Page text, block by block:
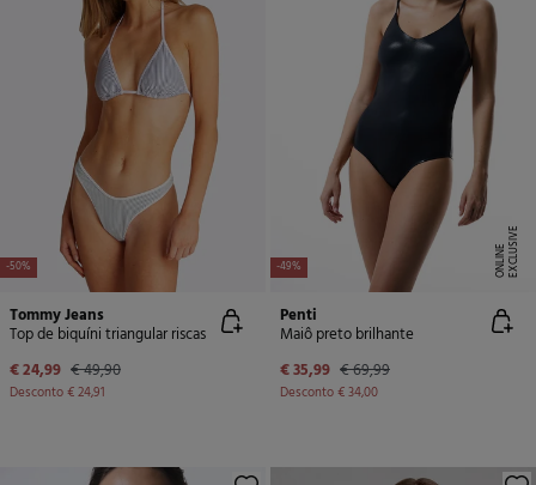
-50%
Tommy Jeans
Top de biquíni triangular riscas
€ 24,99 € 49,90
Desconto€ 24,91
-49% E
X
C
L
U
SI
V
E
O
N
LI
N
E
Penti
Maiô preto brilhante
€ 35,99 € 69,99
Desconto€ 34,00